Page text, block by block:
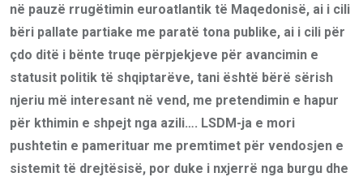
në pauzë rrugëtimin euroatlantik të Maqedonisë, ai i cili
bëri pallate partiake me paratë tona publike, ai i cili për
çdo ditë i bënte truqe përpjekjeve për avancimin e
statusit politik të shqiptarëve, tani është bërë sërish
njeriu më interesant në vend, me pretendimin e hapur
për kthimin e shpejt nga azili…. LSDM-ja e mori
pushtetin e pamerituar me premtimet për vendosjen e
sistemit të drejtësisë, por duke i nxjerrë nga burgu dhe